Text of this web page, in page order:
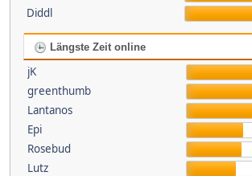
Diddl
Längste Zeit online
jK
greenthumb
Lantanos
Epi
Rosebud
Lutz